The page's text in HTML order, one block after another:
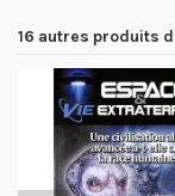
16 autres produits